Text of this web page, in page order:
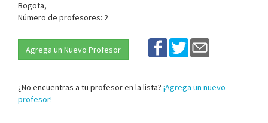
Bogota,
Número de profesores: 2
Agrega un Nuevo Profesor
¿No encuentras a tu profesor en la lista? ¡Agrega un nuevo
profesor!